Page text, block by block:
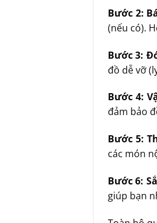
Bước 2:
(nếu có).
Bước 3:
đồ dễ vỡ
Bước 4:
đảm bảo
Bước 5:
các món
Bước 6:
giúp bạn